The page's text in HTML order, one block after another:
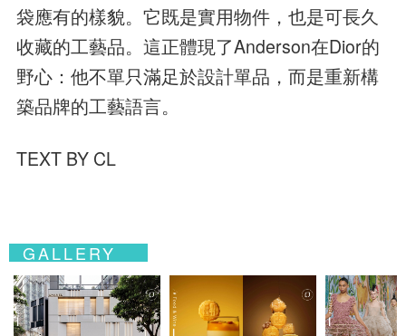
袋應有的樣貌。它既是實用物件，也是可長久
收藏的工藝品。這正體現了Anderson在Dior的
野心：他不單只滿足於設計單品，而是重新構
築品牌的工藝語言。
TEXT BY CL
GALLERY